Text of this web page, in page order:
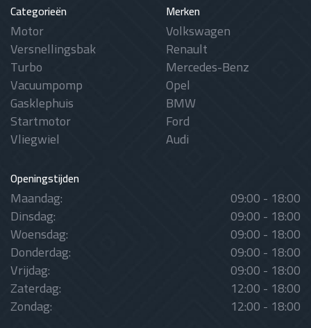
Categorieën
Motor
Versnellingsbak
Turbo
Vacuumpomp
Gasklephuis
Startmotor
Vliegwiel
Merken
Volkswagen
Renault
Mercedes-Benz
Opel
BMW
Ford
Audi
Openingstijden
Maandag: 09:00 - 18:00
Dinsdag: 09:00 - 18:00
Woensdag: 09:00 - 18:00
Donderdag: 09:00 - 18:00
Vrijdag: 09:00 - 18:00
Zaterdag: 12:00 - 18:00
Zondag: 12:00 - 18:00